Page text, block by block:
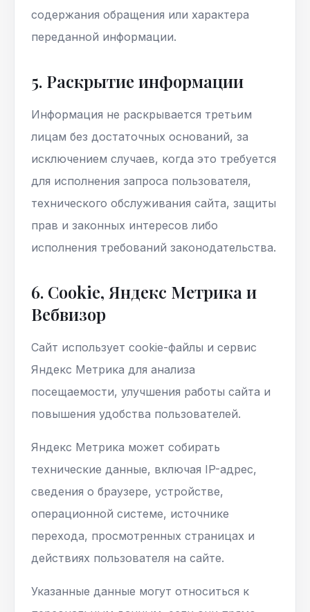
содержания обращения или характера
переданной информации.
5. Раскрытие информации
Информация не раскрывается третьим
лицам без достаточных оснований, за
исключением случаев, когда это требуется
для исполнения запроса пользователя,
технического обслуживания сайта, защиты
прав и законных интересов либо
исполнения требований законодательства.
6. Cookie, Яндекс Метрика и
Вебвизор
Сайт использует cookie-файлы и сервис
Яндекс Метрика для анализа
посещаемости, улучшения работы сайта и
повышения удобства пользователей.
Яндекс Метрика может собирать
технические данные, включая IP-адрес,
сведения о браузере, устройстве,
операционной системе, источнике
перехода, просмотренных страницах и
действиях пользователя на сайте.
Указанные данные могут относиться к